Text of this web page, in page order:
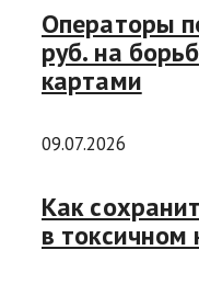
Операторы
руб. на
картами
09.07.2026
Как
в токсичном